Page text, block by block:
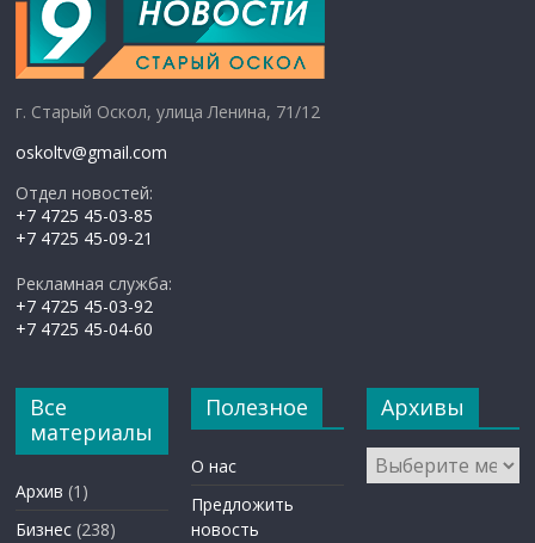
г. Старый Оскол, улица Ленина, 71/12
oskoltv@gmail.com
Отдел новостей:
+7 4725 45-03-85
+7 4725 45-09-21
Рекламная служба:
+7 4725 45-03-92
+7 4725 45-04-60
Все
материалы
Архив (1)
Бизнес (238)
Полезное
О нас
Предложить
новость
Архивы
Архивы